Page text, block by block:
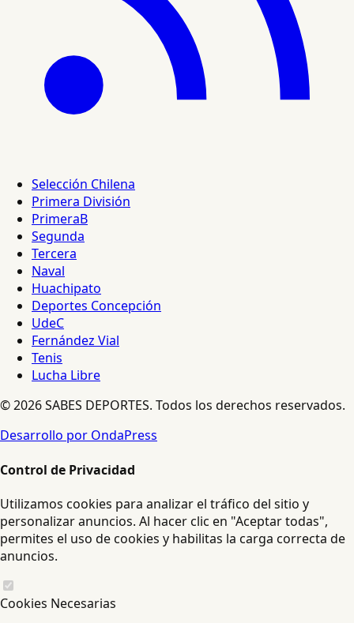
Selección Chilena
Primera División
PrimeraB
Segunda
Tercera
Naval
Huachipato
Deportes Concepción
UdeC
Fernández Vial
Tenis
Lucha Libre
© 2026 SABES DEPORTES. Todos los derechos reservados.
Desarrollo por OndaPress
Control de Privacidad
Utilizamos cookies para analizar el tráfico del sitio y
personalizar anuncios. Al hacer clic en "Aceptar todas",
permites el uso de cookies y habilitas la carga correcta de
anuncios.
Cookies Necesarias